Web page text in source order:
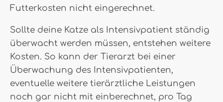
Futterkosten nicht eingerechnet.
Sollte deine Katze als Intensivpatient ständig
überwacht werden müssen, entstehen weitere
Kosten. So kann der Tierarzt bei einer
Überwachung des Intensivpatienten,
eventuelle weitere tierärztliche Leistungen
noch gar nicht mit einberechnet, pro Tag